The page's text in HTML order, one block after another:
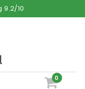
9.2/10
0